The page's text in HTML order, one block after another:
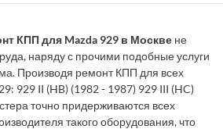
КПП для Mazda 929 в Москве не
наряду с прочими подобные услуги
Производя ремонт КПП для всех
929 II (HB) (1982 - 1987) 929 III (HC)
точно придерживаются всех
такого оборудования, что